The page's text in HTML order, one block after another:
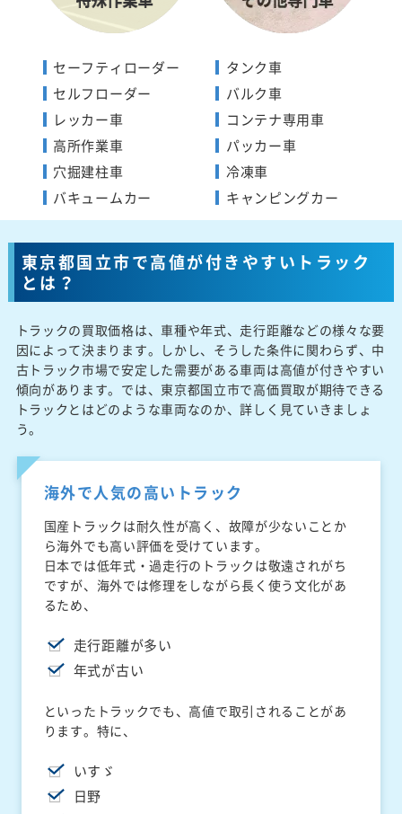
セーフティローダー
セルフローダー
レッカー車
高所作業車
穴掘建柱車
バキュームカー
タンク車
バルク車
コンテナ専用車
パッカー車
冷凍車
キャンピングカー
東京都国立市で高値が付きやすいトラック
とは？
トラックの買取価格は、車種や年式、走行距離などの様々な要
因によって決まります。しかし、そうした条件に関わらず、中
古トラック市場で安定した需要がある車両は高値が付きやすい
傾向があります。では、東京都国立市で高価買取が期待できる
トラックとはどのような車両なのか、詳しく見ていきましょ
う。
海外で人気の高いトラック
国産トラックは耐久性が高く、故障が少ないことか
ら海外でも高い評価を受けています。
日本では低年式・過走行のトラックは敬遠されがち
ですが、海外では修理をしながら長く使う文化があ
るため、
走行距離が多い
年式が古い
といったトラックでも、高値で取引されることがあ
ります。特に、
いすゞ
日野